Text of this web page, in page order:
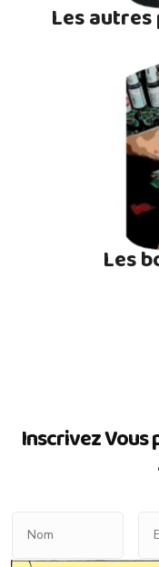
Les
Les
Inscrivez Vous